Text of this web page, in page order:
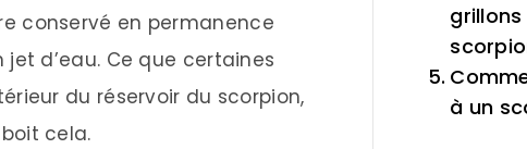
conservé en permanence
d’eau. Ce que certaines
du réservoir du scorpion,
cela.
à un